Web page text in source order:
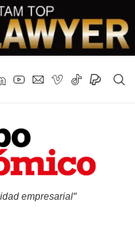
empresarial"